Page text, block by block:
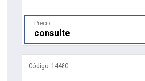
Precio
consulte
Código: 1448G